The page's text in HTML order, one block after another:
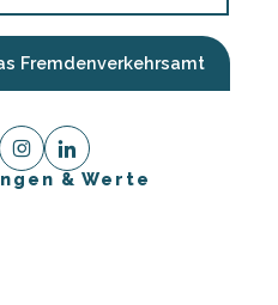
Fremdenverkehrsamt
& Werte